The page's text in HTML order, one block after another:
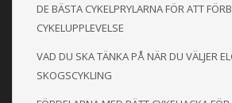
DE BÄSTA CYKELPRYLARNA FÖR ATT
CYKELUPPLEVELSE
VAD DU SKA TÄNKA PÅ NÄR DU VÄLJER
SKOGSCYKLING